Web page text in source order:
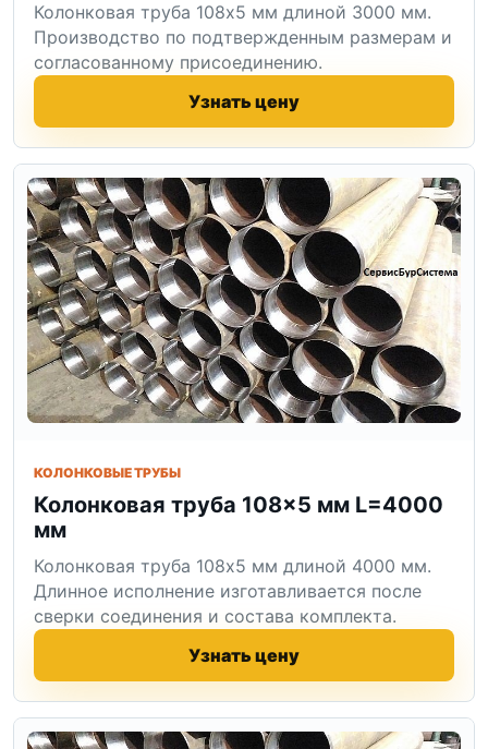
Колонковая труба 108x5 мм длиной 3000 мм.
Производство по подтвержденным размерам и
согласованному присоединению.
Узнать цену
КОЛОНКОВЫЕ ТРУБЫ
Колонковая труба 108×5 мм L=4000
мм
Колонковая труба 108x5 мм длиной 4000 мм.
Длинное исполнение изготавливается после
сверки соединения и состава комплекта.
Узнать цену